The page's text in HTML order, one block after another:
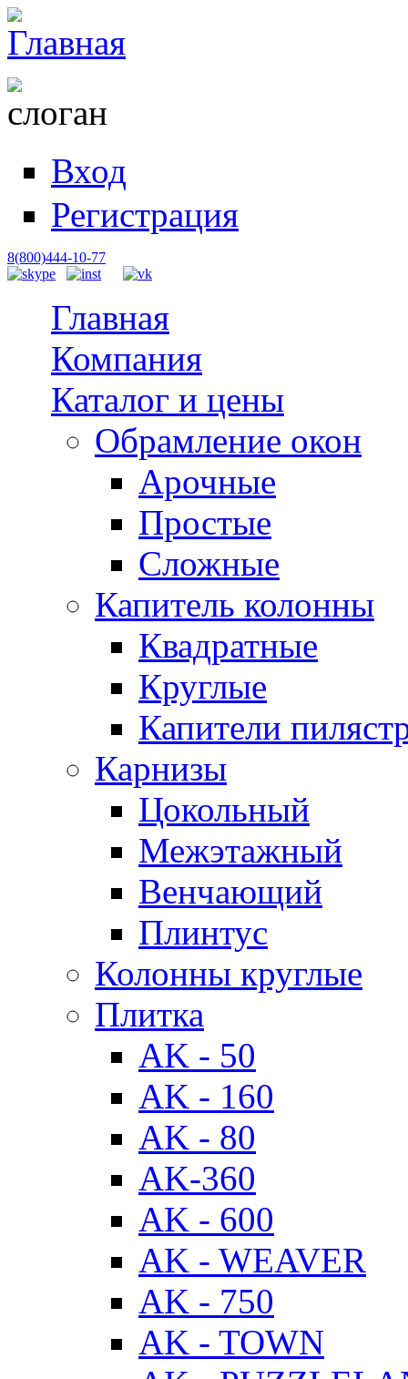
Вход
Регистрация
8(800)444-10-77
Главная
Компания
Каталог и цены
Обрамление окон
Арочные
Простые
Сложные
Капитель колонны
Квадратные
Круглые
Капители
Карнизы
Цокольный
Межэтажный
Венчающий
Плинтус
Колонны круглые
Плитка
AK - 50
AK - 160
AK - 80
AK-360
AK - 600
AK - WEAVER
AK - 750
AK - TOWN